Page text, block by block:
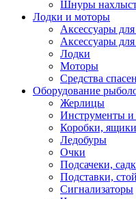
Шнуры
Лодки и моторы
Аксессуары
Аксессуары
Лодки
Моторы
Средства
Оборудование
Жерлицы
Инструменты и
Коробки, ящики
Ледобуры
Очки
Подсачеки,
Подставки,
Сигнализаторы